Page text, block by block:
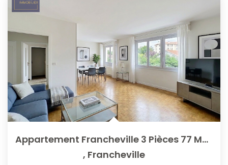
Appartement Francheville 3 Pièces 77 M2, Balcon, Garage Et...
, Francheville